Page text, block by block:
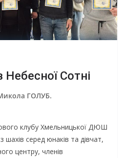
Сотні
ГОЛУБ.
клубу Хмельницької ДЮШ
серед юнаків та дівчат,
центру, членів